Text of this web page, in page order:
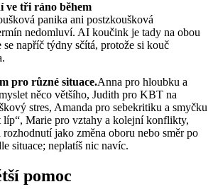
ve tři ráno během
panika ani postzkoušková
nedomluví. AI koučink je tady na obou
napříč týdny sčítá, protože si kouč
pro různé situace.Anna pro hloubku a
něco většího, Judith pro KBT na
stres, Amanda pro sebekritiku a smyčku
líp“, Marie pro vztahy a kolejní konflikty,
jako změna oboru nebo směr po
situace; neplatíš nic navíc.
pomoc